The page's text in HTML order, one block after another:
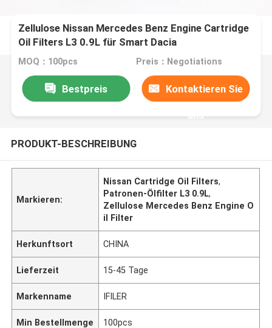
Zellulose Nissan Mercedes Benz Engine Cartridge
Oil Filters L3 0.9L für Smart Dacia
MOQ：100pcs Preis：Negotiations
Bestpreis Kontaktieren Sie
uns
PRODUKT-BESCHREIBUNG
Markieren:
Nissan Cartridge Oil Filters,
Patronen-Ölfilter L3 0.9L,
Zellulose Mercedes Benz Engine O
il Filter
Herkunftsort CHINA
Lieferzeit 15-45 Tage
Markenname IFILER
Min Bestellmenge 100pcs